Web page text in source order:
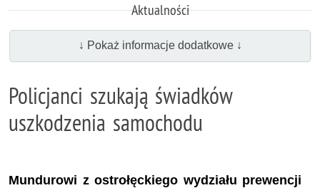
Aktualności
↓ Pokaż informacje dodatkowe ↓
Policjanci szukają świadków
uszkodzenia samochodu
Mundurowi z ostrołęckiego wydziału prewencji